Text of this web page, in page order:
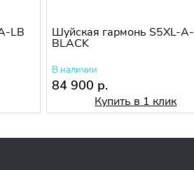
LB Шуйская гармонь S5XL-A-
BLACK
В наличии
84 900 р.
Купить в 1 клик